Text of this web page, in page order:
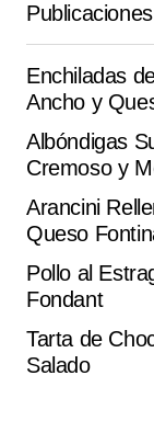
Guarda
Submit
Enchiladas
Ancho y
Albóndigas
Cremoso y
Arancini
Queso
Pollo al
Fondant
Tarta de
Salado